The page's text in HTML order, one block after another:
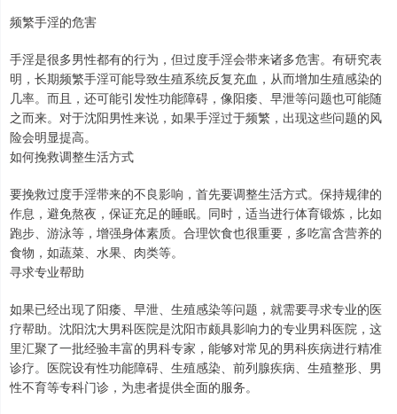
频繁手淫的危害
手淫是很多男性都有的行为，但过度手淫会带来诸多危害。有研究表
明，长期频繁手淫可能导致生殖系统反复充血，从而增加生殖感染的
几率。而且，还可能引发性功能障碍，像阳痿、早泄等问题也可能随
之而来。对于沈阳男性来说，如果手淫过于频繁，出现这些问题的风
险会明显提高。
如何挽救调整生活方式
要挽救过度手淫带来的不良影响，首先要调整生活方式。保持规律的
作息，避免熬夜，保证充足的睡眠。同时，适当进行体育锻炼，比如
跑步、游泳等，增强身体素质。合理饮食也很重要，多吃富含营养的
食物，如蔬菜、水果、肉类等。
寻求专业帮助
如果已经出现了阳痿、早泄、生殖感染等问题，就需要寻求专业的医
疗帮助。沈阳沈大男科医院是沈阳市颇具影响力的专业男科医院，这
里汇聚了一批经验丰富的男科专家，能够对常见的男科疾病进行精准
诊疗。医院设有性功能障碍、生殖感染、前列腺疾病、生殖整形、男
性不育等专科门诊，为患者提供全面的服务。